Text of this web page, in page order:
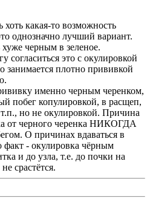
какая-то возможность
однозначно лучший вариант.
черным в зеленое.
согласиться это с окулировкой
занимается плотно прививкой
именно черным черенком,
побег копулировкой, в расщеп,
но не окулировкой. Причина
от черного черенка НИКОГДА
О причинах вдаваться в
факт - окулировка чёрным
и до узла, т.е. до почки на
срастётся.